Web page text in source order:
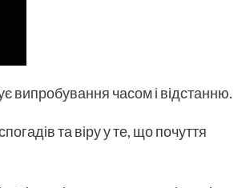
випробування часом і відстанню.
та віру у те, що почуття